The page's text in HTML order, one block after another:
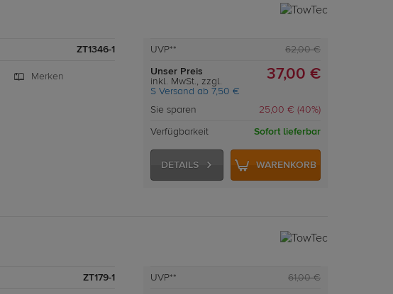
ZT1346-1
Merken
UVP** 62,00 €
Unser Preis
inkl. MwSt., zzgl.
S Versand ab 7,50 €
37,00 €
Sie sparen 25,00 € (40%)
Verfügbarkeit Sofort lieferbar
DETAILS WARENKORB
ZT179-1 UVP** 61,00 €